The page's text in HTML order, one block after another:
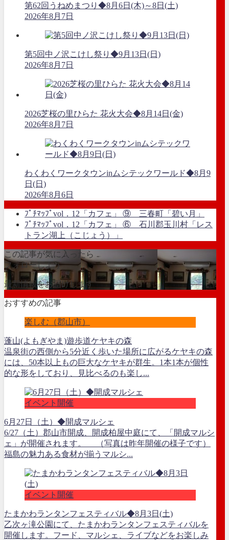
第62回うねめまつり◆8月6日(木)～8日(土)
2026年8月7日
第5回中ノ沢こけし祭り◆9月13日(日)
2026年8月7日
2026芝桜の里ひらた 花火大会◆8月14日(金)
2026年8月7日
わくわくワークタウンinムシテックワールド◆8月9
日(日)
2026年8月6日
ﾌﾟﾁﾏｯﾌﾟvol．12「カフェ」 ⑨ 三春町「碧い月」
ﾌﾟﾁﾏｯﾌﾟvol．12「カフェ」 ⑥ 石川郡玉川村「レス
トラン湖上（こじょう）」
この記事が気に入ったら
フォローしよう
最新情報をお届けします
おすすめの記事
楽しむ（郡山市）
蓬山(よもぎやま)遊歩道ケヤキの森
温泉街の西側から5分近く歩いた場所に広がるケヤキの森
には、50本以上もの巨大なケヤキが群生。1本1本が個性
的な形をしており、見比べるのも楽し...
イベント開催
6月27日（土）◆開成マルシェ
6/27（土）郡山市開成、開成柏屋中庭にて、「開成マルシ
ェ」が開催されます。 （写真は昨年開催の様子です）
福島の魅力ある食材が揃うマルシ...
イベント開催
たまかわランタンフェスティバル◆8月3日(土)
乙次ヶ滝公園にて、たまかわランタンフェスティバルを
開催します。フード、マルシェ、ライブなどをお楽しみ